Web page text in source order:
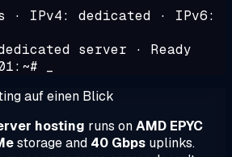
· IPv4: dedicated · IPv6:
server · Ready
_
auf einen Blick
hosting runs onAMD EPYC
storage and 40 Gbps uplinks.